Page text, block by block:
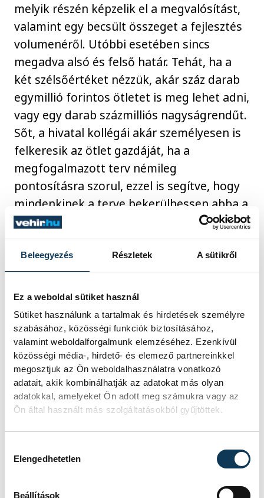
Beleegyezés Részletek A sütikről
Ez a weboldal sütiket használ
Sütiket használunk a tartalmak és hirdetések személyre
szabásához, közösségi funkciók biztosításához,
valamint weboldalforgalmunk elemzéséhez. Ezenkívül
közösségi média-, hirdető- és elemező partnereinkkel
megosztjuk az Ön weboldalhasználatra vonatkozó
adatait, akik kombinálhatják az adatokat más olyan
adatokkal, amelyeket Ön adott meg számukra vagy az
Ön által használt más szolgáltatásokból gyűjtöttek.
Elengedhetetlen
Beállítások
melyik részén képzelik el a megvalósítást,
valamint egy becsült összeget a fejlesztés
volumenéről. Utóbbi esetében sincs
megadva alsó és felső határ. Tehát, ha a
két szélsőértéket nézzük, akár száz darab
egymillió forintos ötletet is meg lehet adni,
vagy egy darab százmilliós nagyságrendűt.
Sőt, a hivatal kollégái akár személyesen is
felkeresik az ötlet gazdáját, ha a
megfogalmazott terv némileg
pontosításra szorul, ezzel is segítve, hogy
mindenkinek a terve bekerülhessen abba a
szavazásba, amiből majd az emberek
kiválasztják a számukra legjobbakat,
leghasznosabbakat.